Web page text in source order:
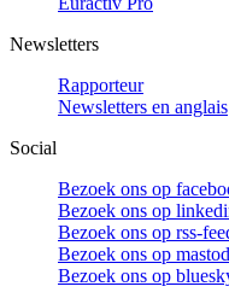
Newsletters
Rapporteur
Newsletters en anglais
Social
Bezoek ons op
Bezoek ons op
Bezoek ons op rss-
Bezoek ons op
Bezoek ons op